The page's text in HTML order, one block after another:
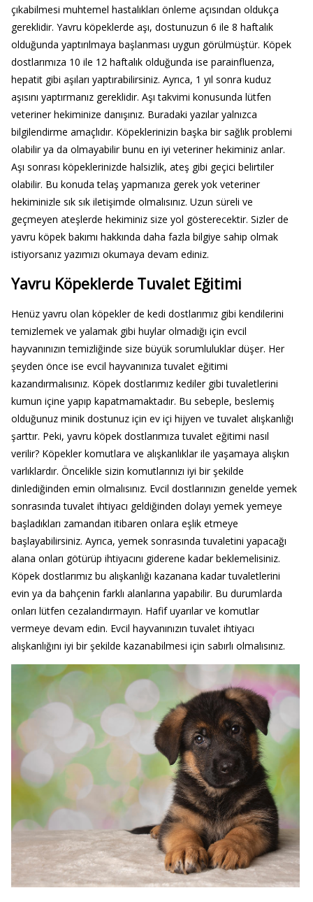
çıkabilmesi muhtemel hastalıkları önleme açısından oldukça
gereklidir. Yavru köpeklerde aşı, dostunuzun 6 ile 8 haftalık
olduğunda yaptırılmaya başlanması uygun görülmüştür. Köpek
dostlarımıza 10 ile 12 haftalık olduğunda ise parainfluenza,
hepatit gibi aşıları yaptırabilirsiniz. Ayrıca, 1 yıl sonra kuduz
aşısını yaptırmanız gereklidir. Aşı takvimi konusunda lütfen
veteriner hekiminize danışınız. Buradaki yazılar yalnızca
bilgilendirme amaçlıdır. Köpeklerinizin başka bir sağlık problemi
olabilir ya da olmayabilir bunu en iyi veteriner hekiminiz anlar.
Aşı sonrası köpeklerinizde halsizlik, ateş gibi geçici belirtiler
olabilir. Bu konuda telaş yapmanıza gerek yok veteriner
hekiminizle sık sık iletişimde olmalısınız. Uzun süreli ve
geçmeyen ateşlerde hekiminiz size yol gösterecektir. Sizler de
yavru köpek bakımı hakkında daha fazla bilgiye sahip olmak
istiyorsanız yazımızı okumaya devam ediniz.
Yavru Köpeklerde Tuvalet Eğitimi
Henüz yavru olan köpekler de kedi dostlarımız gibi kendilerini
temizlemek ve yalamak gibi huylar olmadığı için evcil
hayvanınızın temizliğinde size büyük sorumluluklar düşer. Her
şeyden önce ise evcil hayvanınıza tuvalet eğitimi
kazandırmalısınız. Köpek dostlarımız kediler gibi tuvaletlerini
kumun içine yapıp kapatmamaktadır. Bu sebeple, beslemiş
olduğunuz minik dostunuz için ev içi hijyen ve tuvalet alışkanlığı
şarttır. Peki, yavru köpek dostlarımıza tuvalet eğitimi nasıl
verilir? Köpekler komutlara ve alışkanlıklar ile yaşamaya alışkın
varlıklardır. Öncelikle sizin komutlarınızı iyi bir şekilde
dinlediğinden emin olmalısınız. Evcil dostlarınızın genelde yemek
sonrasında tuvalet ihtiyacı geldiğinden dolayı yemek yemeye
başladıkları zamandan itibaren onlara eşlik etmeye
başlayabilirsiniz. Ayrıca, yemek sonrasında tuvaletini yapacağı
alana onları götürüp ihtiyacını giderene kadar beklemelisiniz.
Köpek dostlarımız bu alışkanlığı kazanana kadar tuvaletlerini
evin ya da bahçenin farklı alanlarına yapabilir. Bu durumlarda
onları lütfen cezalandırmayın. Hafif uyarılar ve komutlar
vermeye devam edin. Evcil hayvanınızın tuvalet ihtiyacı
alışkanlığını iyi bir şekilde kazanabilmesi için sabırlı olmalısınız.